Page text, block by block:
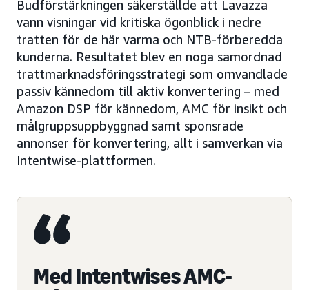
Budförstärkningen säkerställde att Lavazza
vann visningar vid kritiska ögonblick i nedre
tratten för de här varma och NTB-förberedda
kunderna. Resultatet blev en noga samordnad
trattmarknadsföringsstrategi som omvandlade
passiv kännedom till aktiv konvertering – med
Amazon DSP för kännedom, AMC för insikt och
målgruppsuppbyggnad samt sponsrade
annonser för konvertering, allt i samverkan via
Intentwise-plattformen.
Med Intentwises AMC-